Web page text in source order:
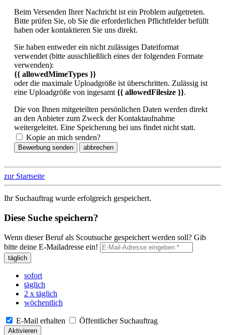
Beim Versenden Ihrer Nachricht ist ein Problem aufgetreten.
Bitte prüfen Sie, ob Sie die erforderlichen Pflichtfelder befüllt
haben oder kontaktieren Sie uns direkt.
Sie haben entweder ein nicht zulässiges Dateiformat
verwendet (bitte ausschließlich eines der folgenden Formate
verwenden):
{{ allowedMimeTypes }}
oder die maximale Uploadgröße ist überschritten. Zulässig ist
eine Uploadgröße von ingesamt {{ allowedFilesize }}.
Die von Ihnen mitgeteilten persönlichen Daten werden direkt
an den Anbieter zum Zweck der Kontaktaufnahme
weitergeleitet. Eine Speicherung bei uns findet nicht statt.
Kopie an mich senden?
Bewerbung senden abbrechen
zur Startseite
Ihr Suchauftrag wurde erfolgreich gespeichert.
Diese Suche speichern?
Wenn dieser Beruf als Scoutsuche gespeichert werden soll? Gib
bitte deine E-Mailadresse ein!
täglich
sofort
täglich
2 x täglich
wöchentlich
E-Mail erhalten Öffentlicher Suchauftrag
Aktivieren